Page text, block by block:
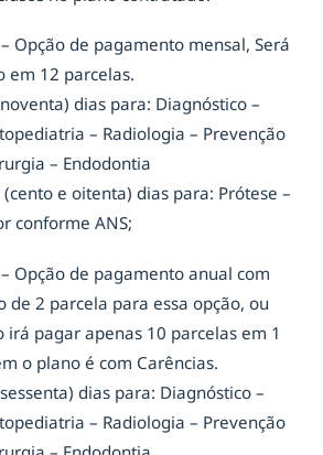
– Opção de pagamento mensal, Será
em 12 parcelas.
dias para: Diagnóstico –
– Radiologia – Prevenção
– Endodontia
(cento e oitenta) dias para: Prótese –
conforme ANS;
– Opção de pagamento anual com
de 2 parcela para essa opção, ou
irá pagar apenas 10 parcelas em 1
o plano é com Carências.
dias para: Diagnóstico –
– Radiologia – Prevenção